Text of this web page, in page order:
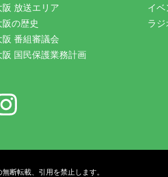
阪 放送エリア
の歴史
阪 番組審議会
阪 国民保護業務計画
イベ
ラジ
断転載、引用を禁止します。